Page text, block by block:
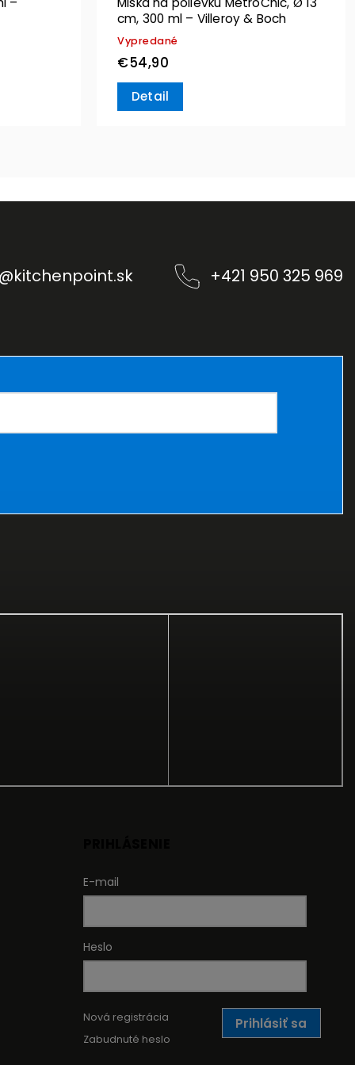
cm, 300 ml – Villeroy & Boch
Vypredané
€54,90
Detail
kitchenpoint.sk +421 950 325 969
E-mail
Heslo
Prihlásiť sa
Nová registrácia
Zabudnuté heslo